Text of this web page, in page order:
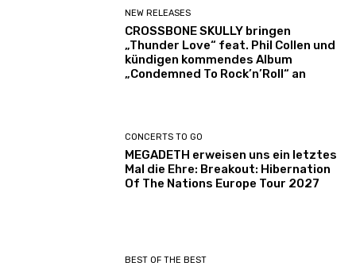
NEW RELEASES
CROSSBONE SKULLY bringen
„Thunder Love“ feat. Phil Collen und
kündigen kommendes Album
„Condemned To Rock’n’Roll“ an
CONCERTS TO GO
MEGADETH erweisen uns ein letztes
Mal die Ehre: Breakout: Hibernation
Of The Nations Europe Tour 2027
BEST OF THE BEST